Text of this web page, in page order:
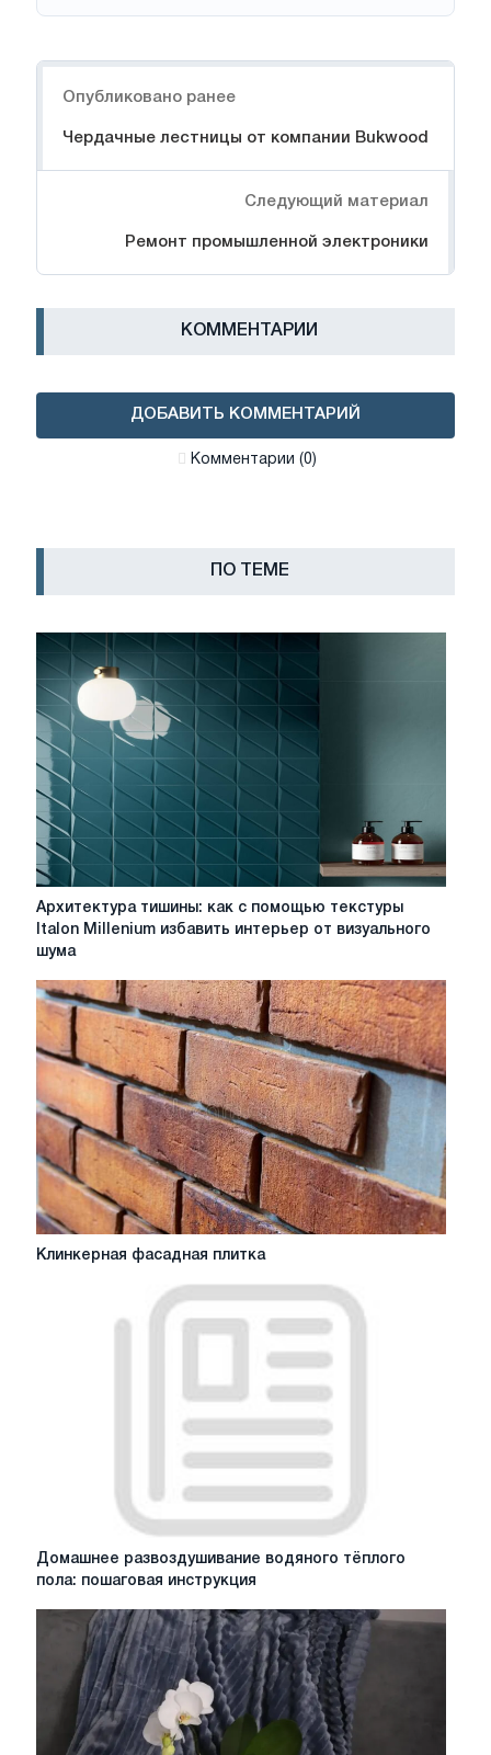
Опубликовано ранее
Чердачные лестницы от компании Bukwood
Следующий материал
Ремонт промышленной электроники
КОММЕНТАРИИ
ДОБАВИТЬ КОММЕНТАРИЙ
Комментарии (0)
ПО ТЕМЕ
Архитектура
тишины:
как
помощью
текстуры
Italon
Millenium
избавить
интерьер
визуального
шума
Архитектура тишины: как с помощью текстуры
Italon Millenium избавить интерьер от визуального
шума
Клинкерная
Клинкерная фасадная плитка
Домашнее
тёплого
пошаговая
инструкция
Домашнее развоздушивание водяного тёплого
пола: пошаговая инструкция